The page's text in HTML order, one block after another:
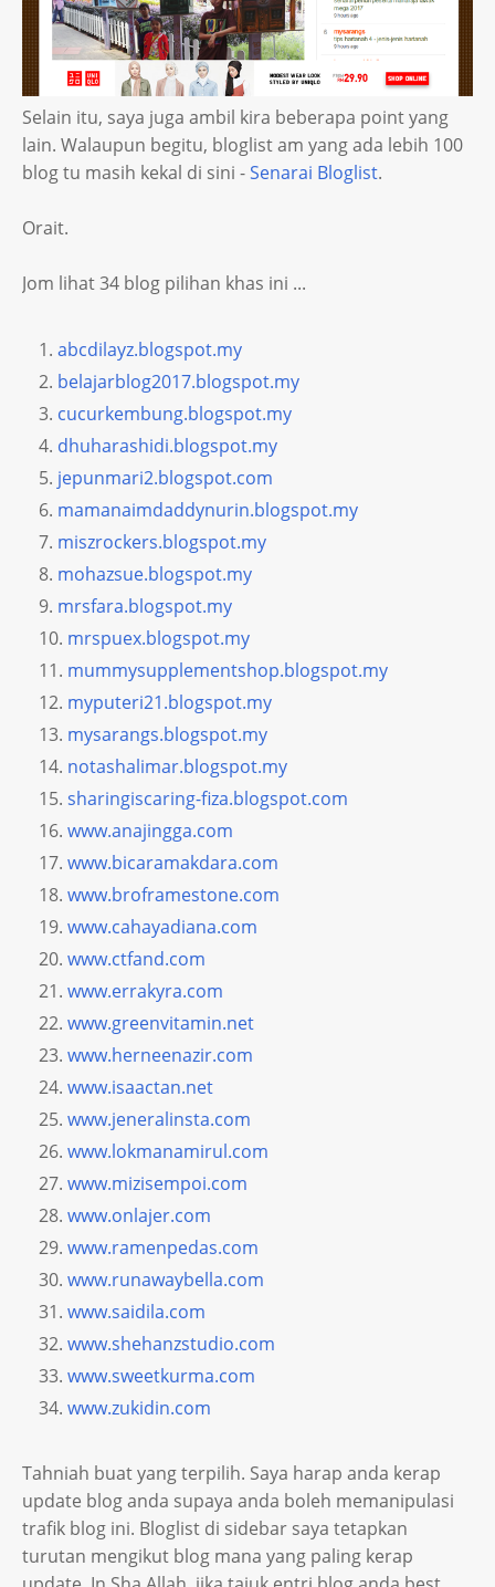
Selain itu, saya juga ambil kira beberapa point yang
lain. Walaupun begitu, bloglist am yang ada lebih 100
blog tu masih kekal di sini -Senarai Bloglist.
Orait.
Jom lihat 34 blog pilihan khas ini ...
abcdilayz.blogspot.my
belajarblog2017.blogspot.my
cucurkembung.blogspot.my
dhuharashidi.blogspot.my
jepunmari2.blogspot.com
mamanaimdaddynurin.blogspot.my
miszrockers.blogspot.my
mohazsue.blogspot.my
mrsfara.blogspot.my
mrspuex.blogspot.my
mummysupplementshop.blogspot.my
myputeri21.blogspot.my
mysarangs.blogspot.my
notashalimar.blogspot.my
sharingiscaring-fiza.blogspot.com
www.anajingga.com
www.bicaramakdara.com
www.broframestone.com
www.cahayadiana.com
www.ctfand.com
www.errakyra.com
www.greenvitamin.net
www.herneenazir.com
www.isaactan.net
www.jeneralinsta.com
www.lokmanamirul.com
www.mizisempoi.com
www.onlajer.com
www.ramenpedas.com
www.runawaybella.com
www.saidila.com
www.shehanzstudio.com
www.sweetkurma.com
www.zukidin.com
Tahniah buat yang terpilih. Saya harap anda kerap
update blog anda supaya anda boleh memanipulasi
trafik blog ini. Bloglist di sidebar saya tetapkan
turutan mengikut blog mana yang paling kerap